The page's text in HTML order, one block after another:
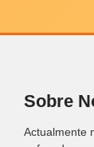
Sobre
Actualmente